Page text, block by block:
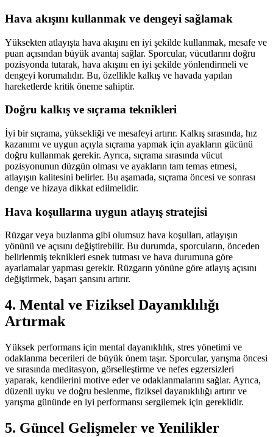
Hava akışını kullanmak ve dengeyi sağlamak
Yüksekten atlayışta hava akışını en iyi şekilde kullanmak, mesafe ve
puan açısından büyük avantaj sağlar. Sporcular, vücutlarını doğru
pozisyonda tutarak, hava akışını en iyi şekilde yönlendirmeli ve
dengeyi korumalıdır. Bu, özellikle kalkış ve havada yapılan
hareketlerde kritik öneme sahiptir.
Doğru kalkış ve sıçrama teknikleri
İyi bir sıçrama, yüksekliği ve mesafeyi artırır. Kalkış sırasında, hız
kazanımı ve uygun açıyla sıçrama yapmak için ayakların gücünü
doğru kullanmak gerekir. Ayrıca, sıçrama sırasında vücut
pozisyonunun düzgün olması ve ayakların tam temas etmesi,
atlayışın kalitesini belirler. Bu aşamada, sıçrama öncesi ve sonrası
denge ve hizaya dikkat edilmelidir.
Hava koşullarına uygun atlayış stratejisi
Rüzgar veya buzlanma gibi olumsuz hava koşulları, atlayışın
yönünü ve açısını değiştirebilir. Bu durumda, sporcuların, önceden
belirlenmiş teknikleri esnek tutması ve hava durumuna göre
ayarlamalar yapması gerekir. Rüzgarın yönüne göre atlayış açısını
değiştirmek, başarı şansını artırır.
4. Mental ve Fiziksel Dayanıklılığı
Artırmak
Yüksek performans için mental dayanıklılık, stres yönetimi ve
odaklanma becerileri de büyük önem taşır. Sporcular, yarışma öncesi
ve sırasında meditasyon, görselleştirme ve nefes egzersizleri
yaparak, kendilerini motive eder ve odaklanmalarını sağlar. Ayrıca,
düzenli uyku ve doğru beslenme, fiziksel dayanıklılığı artırır ve
yarışma gününde en iyi performansı sergilemek için gereklidir.
5. Güncel Gelişmeler ve Yenilikler